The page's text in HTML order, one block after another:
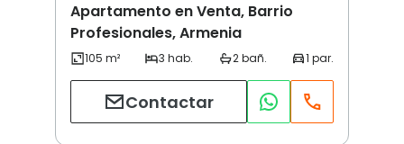
Apartamento en Venta, Barrio
Profesionales, Armenia
Contactar